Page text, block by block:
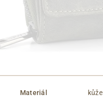
Materiál kůže